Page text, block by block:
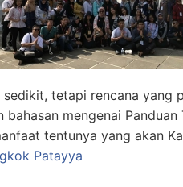
tetapi rencana yang
bahasan mengenai Panduan
tentunya yang akan
Patayya